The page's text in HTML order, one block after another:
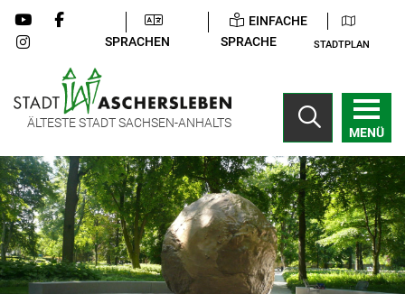
SPRACHEN
EINFACHE
SPRACHE
STADTPLAN
ÄLTESTE STADT SACHSEN-ANHALTS
MENÜ